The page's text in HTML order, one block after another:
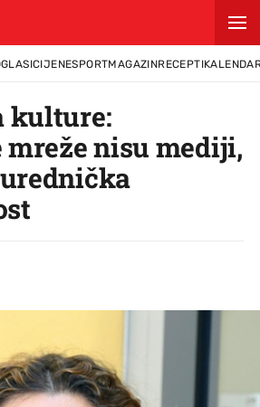
CIJENESPORTMAGAZINRECEPTI
kulture:
mreže nisu mediji,